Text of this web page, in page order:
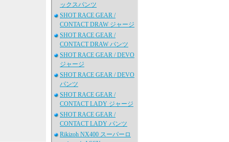
ックスパンツ
SHOT RACE GEAR /
CONTACT DRAW ジャージ
SHOT RACE GEAR /
CONTACT DRAW パンツ
SHOT RACE GEAR / DEVO
ジャージ
SHOT RACE GEAR / DEVO
パンツ
SHOT RACE GEAR /
CONTACT LADY ジャージ
SHOT RACE GEAR /
CONTACT LADY パンツ
Rikizoh NX400 スーパーロ